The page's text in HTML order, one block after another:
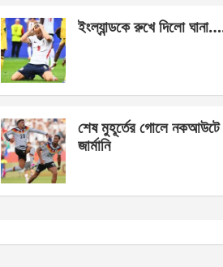
ইংল্যান্ডকে রুখে দিলো
শেষ মুহূর্তের গোলে
জার্মানি